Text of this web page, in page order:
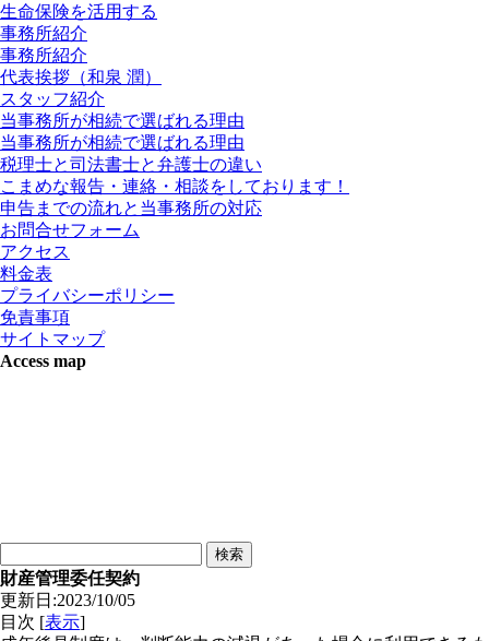
生命保険を活用する
事務所紹介
事務所紹介
代表挨拶（和泉 潤）
スタッフ紹介
当事務所が相続で選ばれる理由
当事務所が相続で選ばれる理由
税理士と司法書士と弁護士の違い
こまめな報告・連絡・相談をしております！
申告までの流れと当事務所の対応
お問合せフォーム
アクセス
料金表
プライバシーポリシー
免責事項
サイトマップ
Access map
財産管理委任契約
更新日:2023/10/05
目次 [表示]